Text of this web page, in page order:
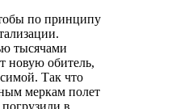
по принципу
тысячами
новую обитель,
Так что
меркам полет